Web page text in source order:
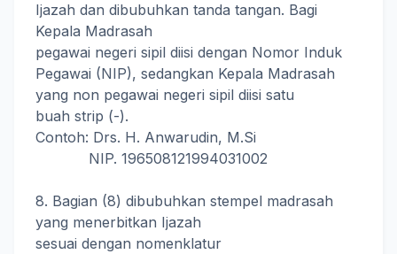
Ijazah dan dibubuhkan tanda tangan. Bagi
Kepala Madrasah
pegawai negeri sipil diisi dengan Nomor Induk
Pegawai (NIP), sedangkan Kepala Madrasah
yang non pegawai negeri sipil diisi satu
buah strip (-).
Contoh: Drs. H. Anwarudin, M.Si
NIP. 196508121994031002
8. Bagian (8) dibubuhkan stempel madrasah
yang menerbitkan Ijazah
sesuai dengan nomenklatur